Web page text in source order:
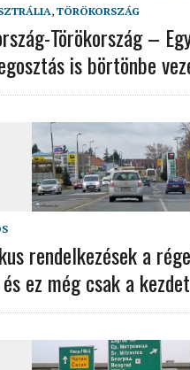
, TÖRÖKORSZÁG
Törökország –
is börtönbe
rendelkezések a
ez még csak a kezdet